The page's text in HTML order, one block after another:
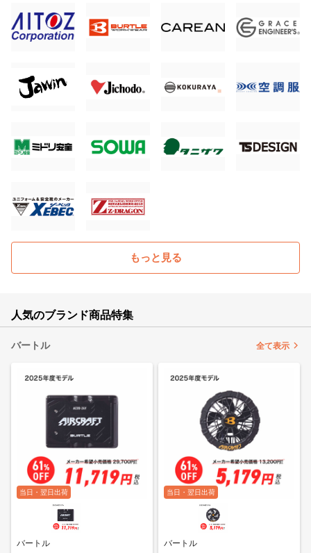
もっと見る
人気のブランド商品特集
バートル 全て表示
当日・翌日出荷
バートル
当日・翌日出荷
バートル